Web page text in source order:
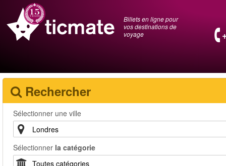
Billets en ligne pour
vos destinations de
voyage
Rechercher
Sélectionner une ville
Sélectionner la catégorie